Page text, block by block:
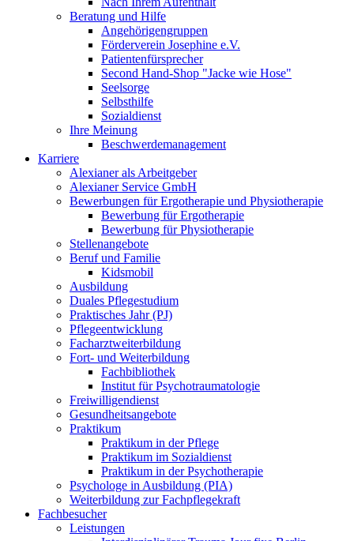
Beratung und Hilfe
Angehörigengruppen
Förderverein Josephine e.V.
Patientenfürsprecher
Second Hand-Shop "Jacke wie Hose"
Seelsorge
Selbsthilfe
Sozialdienst
Ihre Meinung
Beschwerdemanagement
Karriere
Alexianer als Arbeitgeber
Alexianer Service GmbH
Bewerbungen für Ergotherapie und Physiotherapie
Bewerbung für Ergotherapie
Bewerbung für Physiotherapie
Stellenangebote
Beruf und Familie
Kidsmobil
Ausbildung
Duales Pflegestudium
Praktisches Jahr (PJ)
Pflegeentwicklung
Facharztweiterbildung
Fort- und Weiterbildung
Fachbibliothek
Institut für Psychotraumatologie
Freiwilligendienst
Gesundheitsangebote
Praktikum
Praktikum in der Pflege
Praktikum im Sozialdienst
Praktikum in der Psychotherapie
Psychologe in Ausbildung (PIA)
Weiterbildung zur Fachpflegekraft
Fachbesucher
Leistungen